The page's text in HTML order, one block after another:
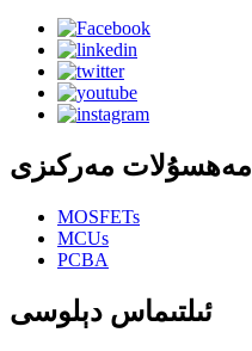
مەھسۇلات مەركىزى
MOSFETs
MCUs
PCBA
ئىلتىماس دېلوسى